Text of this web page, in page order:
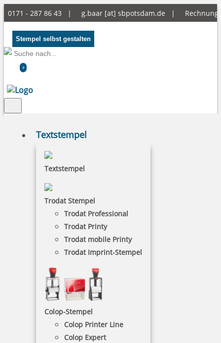
0171 - 287 86 43 | g.baar [at] sbpotsdam.de | Rechnung
Stempel selbst gestalten
0
Textstempel
Textstempel
Trodat Stempel
Trodat Professional
Trodat Printy
Trodat mobile Printy
Trodat Imprint-Stempel
Colop-Stempel
Colop Printer Line
Colop Expert
Trodat Classic
Handstempel